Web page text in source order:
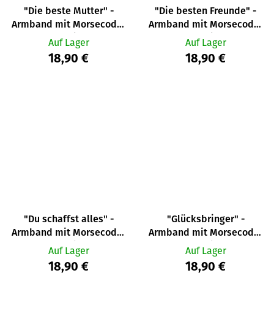
"Die beste Mutter" -
Armband mit Morsecode-
Nachricht
Auf Lager
18,90 €
"Die besten Freunde" -
Armband mit Morsecode-
Nachricht
Auf Lager
18,90 €
"Du schaffst alles" -
Armband mit Morsecode-
Nachricht
Auf Lager
18,90 €
"Glücksbringer" -
Armband mit Morsecode-
Nachricht
Auf Lager
18,90 €